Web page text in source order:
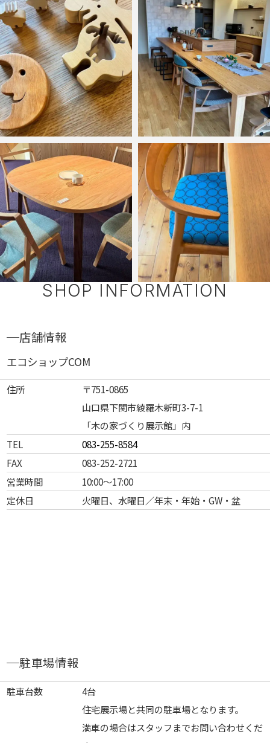
SHOP INFORMATION
店舗情報
エコショップCOM
住所
〒751-0865
山口県下関市綾羅木新町3-7-1
「木の家づくり展示館」内
TEL
083-255-8584
FAX
083-252-2721
営業時間
10:00～17:00
定休日
火曜日、水曜日／年末・年始・GW・盆
駐車場情報
駐車台数
4台
住宅展示場と共同の駐車場となります。
満車の場合はスタッフまでお問い合わせくだ